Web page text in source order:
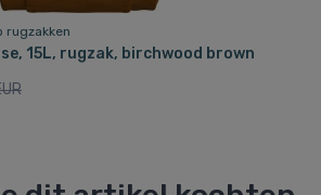
rugzakken
15L, rugzak, birchwood brown